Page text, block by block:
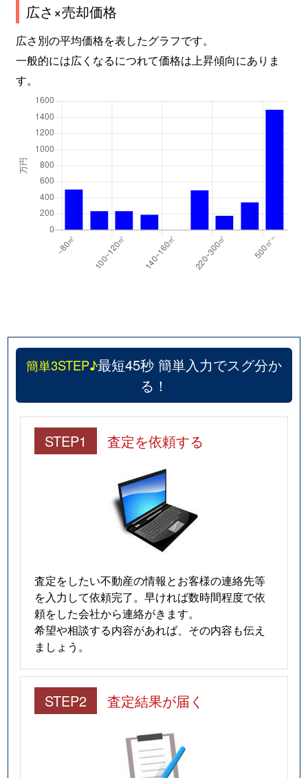
広さ×売却価格
広さ別の平均価格を表したグラフです。
一般的には広くなるにつれて価格は上昇傾向にありま
す。
簡単3STEP♪最短45秒 簡単入力でスグ分か
る！
STEP1 査定を依頼する
査定をしたい不動産の情報とお客様の連絡先等
を入力して依頼完了。早ければ数時間程度で依
頼をした会社から連絡がきます。
希望や相談する内容があれば、その内容も伝え
ましょう。
STEP2 査定結果が届く